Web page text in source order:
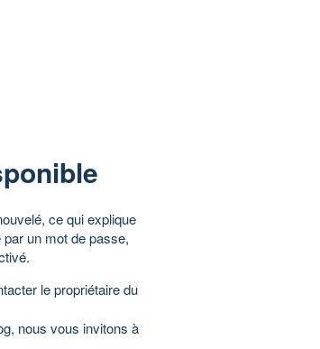
ce qui explique
un mot de passe,
le propriétaire du
nous vous invitons à